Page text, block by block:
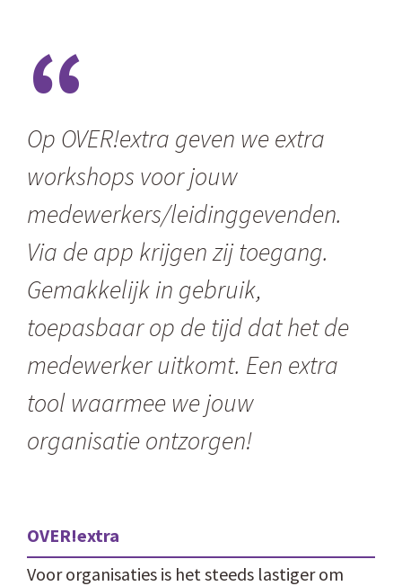
“
Op OVER!extra geven we extra
workshops voor jouw
medewerkers/leidinggevenden.
Via de app krijgen zij toegang.
Gemakkelijk in gebruik,
toepasbaar op de tijd dat het de
medewerker uitkomt. Een extra
tool waarmee we jouw
organisatieontzorgen!
OVER!extra
Voor organisaties is het steeds lastiger om